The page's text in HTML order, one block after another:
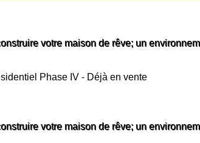
votre maison de rêve; un
votre maison de rêve; un